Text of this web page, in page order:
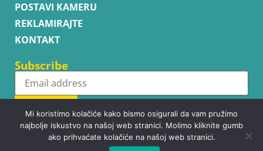
POSTAVI KAMERU
REKLAMIRAJTE
KONTAKT
Subscribe
Subscribe
Mi koristimo kolačiće kako bismo osigurali da vam pružimo
najbolje iskustvo na našoj web stranici. Molimo kliknite gumb
ako prihvaćate kolačiće na našoj web stranici.